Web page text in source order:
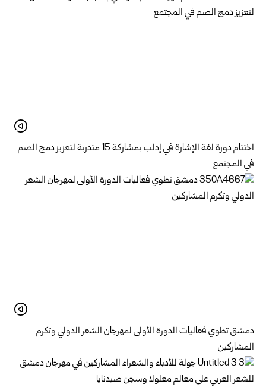
اختتام دورة لغة الإشارة في إدلب بمشاركة 15 متدربة لتعزيز دمج الصم
في المجتمع
دمشق تطوي فعاليات الدورة الأولى لمهرجان الشعر الدولي وتكرم
المشاركين